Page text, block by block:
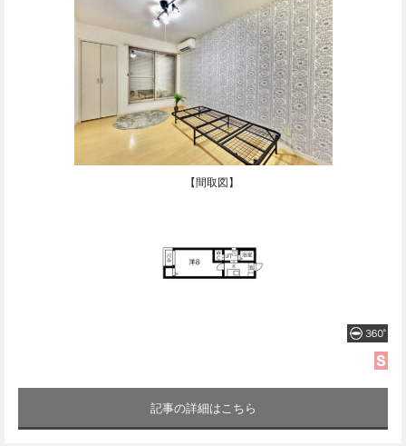
【間取図】
記事の詳細はこちら